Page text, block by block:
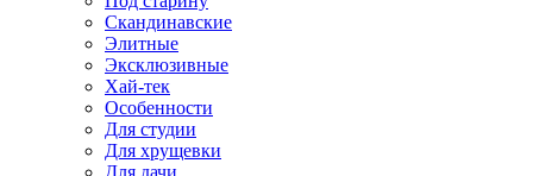
Скандинавские
Элитные
Эксклюзивные
Хай-тек
Особенности
Для студии
Для хрущевки
Для дачи